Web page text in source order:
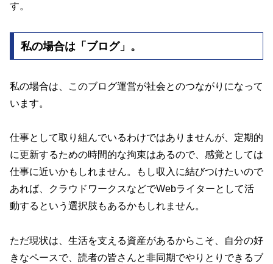
す。
私の場合は「ブログ」。
私の場合は、このブログ運営が社会とのつながりになって
います。
仕事として取り組んでいるわけではありませんが、定期的
に更新するための時間的な拘束はあるので、感覚としては
仕事に近いかもしれません。もし収入に結びつけたいので
あれば、クラウドワークスなどでWebライターとして活
動するという選択肢もあるかもしれません。
ただ現状は、生活を支える資産があるからこそ、自分の好
きなペースで、読者の皆さんと非同期でやりとりできるブ